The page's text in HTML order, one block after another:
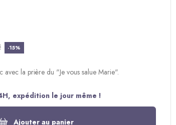
-15%
avec la prière du "Je vous salue Marie".
expédition le jour même !
Ajouter au panier